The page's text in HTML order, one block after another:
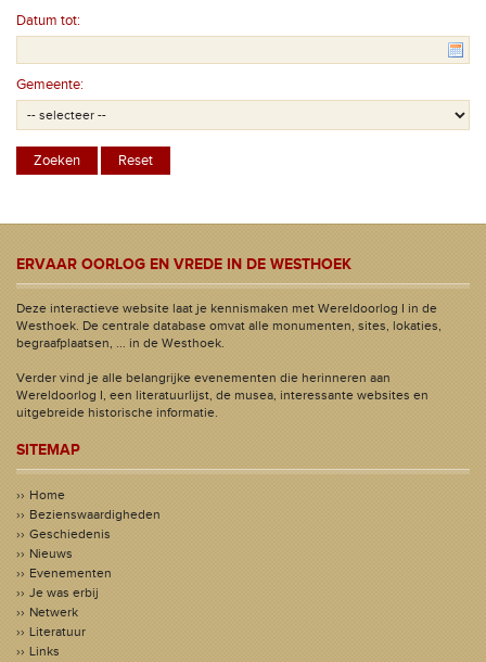
Datum tot:
Gemeente:
ERVAAR OORLOG EN VREDE IN DE WESTHOEK
Deze interactieve website laat je kennismaken met Wereldoorlog I in de
Westhoek. De centrale database omvat alle monumenten, sites, lokaties,
begraafplaatsen, ... in de Westhoek.
Verder vind je alle belangrijke evenementen die herinneren aan
Wereldoorlog I, een literatuurlijst, de musea, interessante websites en
uitgebreide historische informatie.
SITEMAP
Home
Bezienswaardigheden
Geschiedenis
Nieuws
Evenementen
Je was erbij
Netwerk
Literatuur
Links